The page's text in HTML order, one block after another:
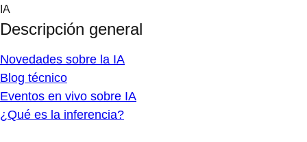
Skip
content
IA
Descripción general
Novedades sobre la IA
Blog técnico
Eventos en vivo sobre IA
¿Qué es la inferencia?